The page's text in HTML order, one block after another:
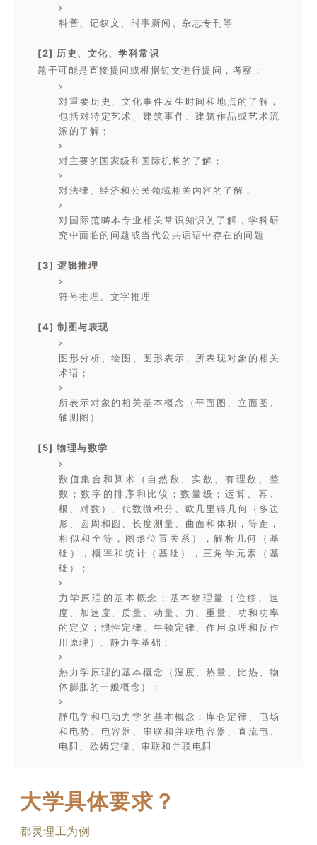
科普、记叙文、时事新闻、杂志专刊等
[2] 历史、文化、学科常识
题干可能是直接提问或根据短文进行提问，考察：
对重要历史、文化事件发生时间和地点的了解，
包括对特定艺术、建筑事件、建筑作品或艺术流
派的了解；
对主要的国家级和国际机构的了解；
对法律、经济和公民领域相关内容的了解；
对国际范畴本专业相关常识知识的了解，学科研
究中面临的问题或当代公共话语中存在的问题
[3] 逻辑推理
符号推理、文字推理
[4] 制图与表现
图形分析、绘图、图形表示、所表现对象的相关
术语；
所表示对象的相关基本概念（平面图、立面图、
轴测图）
[5] 物理与数学
数值集合和算术（自然数、实数、有理数、整
数；数字的排序和比较；数量级；运算、幂、
根、对数）、代数微积分、欧几里得几何（多边
形、圆周和圆、长度测量、曲面和体积，等距，
相似和全等，图形位置关系），解析几何（基
础），概率和统计（基础），三角学元素（基
础）；
力学原理的基本概念：基本物理量（位移、速
度、加速度、质量、动量、力、重量、功和功率
的定义；惯性定律、牛顿定律、作用原理和反作
用原理）、静力学基础；
热力学原理的基本概念（温度、热量、比热、物
体膨胀的一般概念）；
静电学和电动力学的基本概念：库仑定律、电场
和电势、电容器、串联和并联电容器、直流电、
电阻、欧姆定律、串联和并联电阻
大学具体要求？
都灵理工为例